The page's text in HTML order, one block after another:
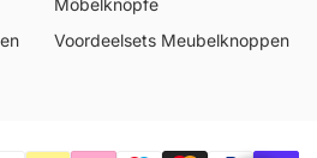
Möbelknöpfe
Voordeelsets Meubelknoppen